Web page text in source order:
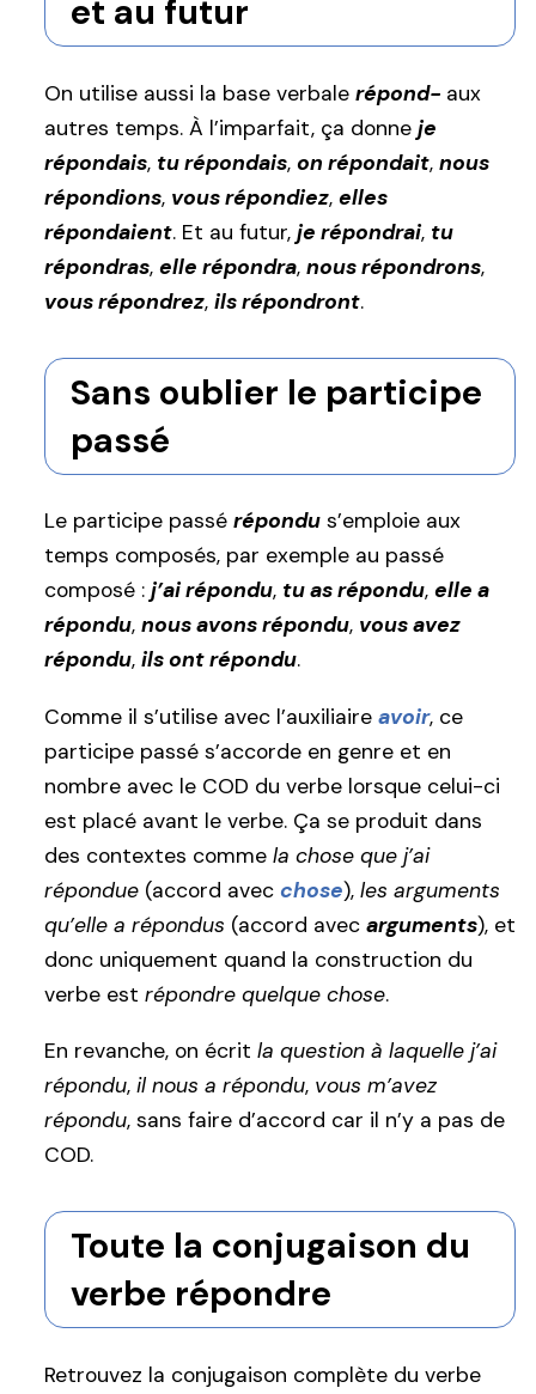
et au futur
On utilise aussi la base verbale répond- aux
autres temps. À l’imparfait, ça donne je
répondais, tu répondais, on répondait, nous
répondions, vous répondiez, elles
répondaient. Et au futur, je répondrai, tu
répondras, elle répondra, nous répondrons,
vous répondrez, ils répondront.
Sans oublier le participe
passé
Le participe passé répondu s’emploie aux
temps composés, par exemple au passé
composé : j’ai répondu, tu as répondu, elle a
répondu, nous avons répondu, vous avez
répondu, ils ont répondu.
Comme il s’utilise avec l’auxiliaire avoir, ce
participe passé s’accorde en genre et en
nombre avec le COD du verbe lorsque celui-ci
est placé avant le verbe. Ça se produit dans
des contextes comme la chose que j’ai
répondue (accord avec chose), les arguments
qu’elle a répondus (accord avec arguments), et
donc uniquement quand la construction du
verbe est répondre quelque chose.
En revanche, on écrit la question à laquelle j’ai
répondu, il nous a répondu, vous m’avez
répondu, sans faire d’accord car il n’y a pas de
COD.
Toute la conjugaison du
verbe répondre
Retrouvez la conjugaison complète du verbe